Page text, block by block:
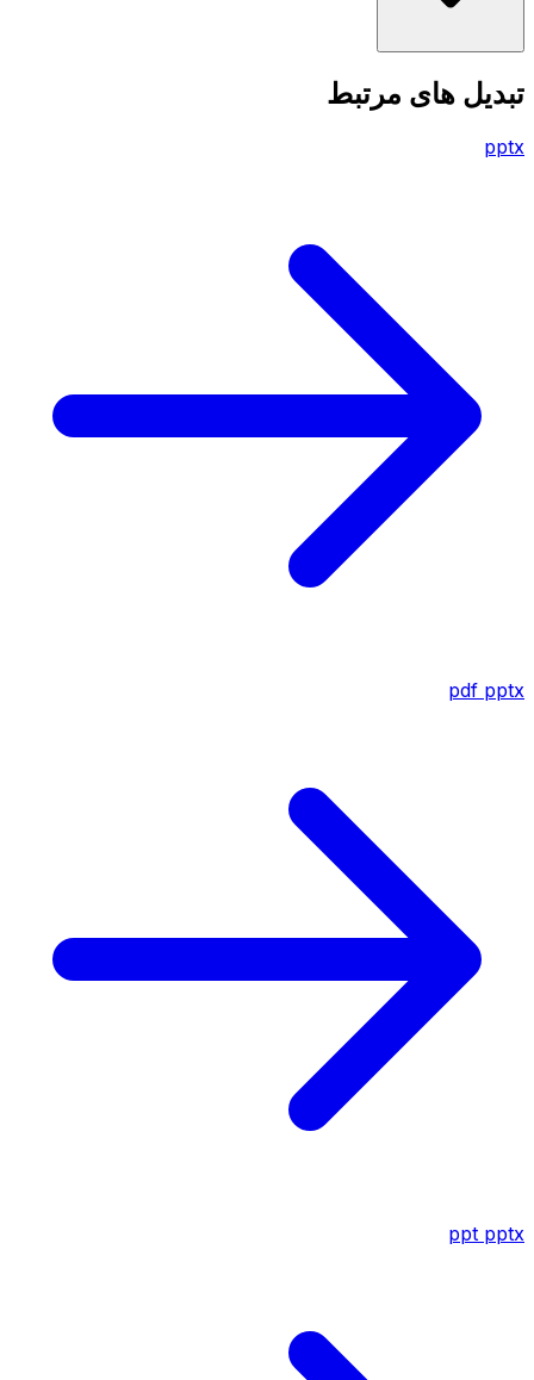
تبدیل های مرتبط
pptx
pdf pptx
ppt pptx